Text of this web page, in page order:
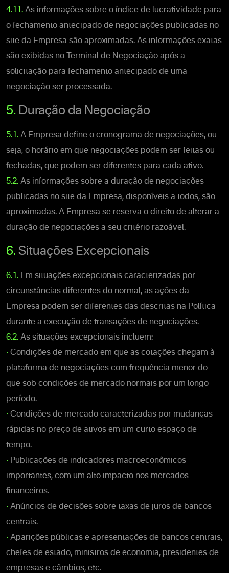
4.11. As informações sobre o índice de lucratividade para
o fechamento antecipado de negociações publicadas no
site da Empresa são aproximadas. As informações exatas
são exibidas no Terminal de Negociação após a
solicitação para fechamento antecipado de uma
negociação ser processada.
5. Duração da Negociação
5.1. A Empresa define o cronograma de negociações, ou
seja, o horário em que negociações podem ser feitas ou
fechadas, que podem ser diferentes para cada ativo.
5.2. As informações sobre a duração de negociações
publicadas no site da Empresa, disponíveis a todos, são
aproximadas. A Empresa se reserva o direito de alterar a
duração de negociações a seu critério razoável.
6. Situações Excepcionais
6.1. Em situações excepcionais caracterizadas por
circunstâncias diferentes do normal, as ações da
Empresa podem ser diferentes das descritas na Política
durante a execução de transações de negociações.
6.2. As situações excepcionais incluem:
• Condições de mercado em que as cotações chegam à
plataforma de negociações com frequência menor do
que sob condições de mercado normais por um longo
período.
• Condições de mercado caracterizadas por mudanças
rápidas no preço de ativos em um curto espaço de
tempo.
• Publicações de indicadores macroeconômicos
importantes, com um alto impacto nos mercados
financeiros.
• Anúncios de decisões sobre taxas de juros de bancos
centrais.
• Aparições públicas e apresentações de bancos centrais,
chefes de estado, ministros de economia, presidentes de
empresas e câmbios, etc.